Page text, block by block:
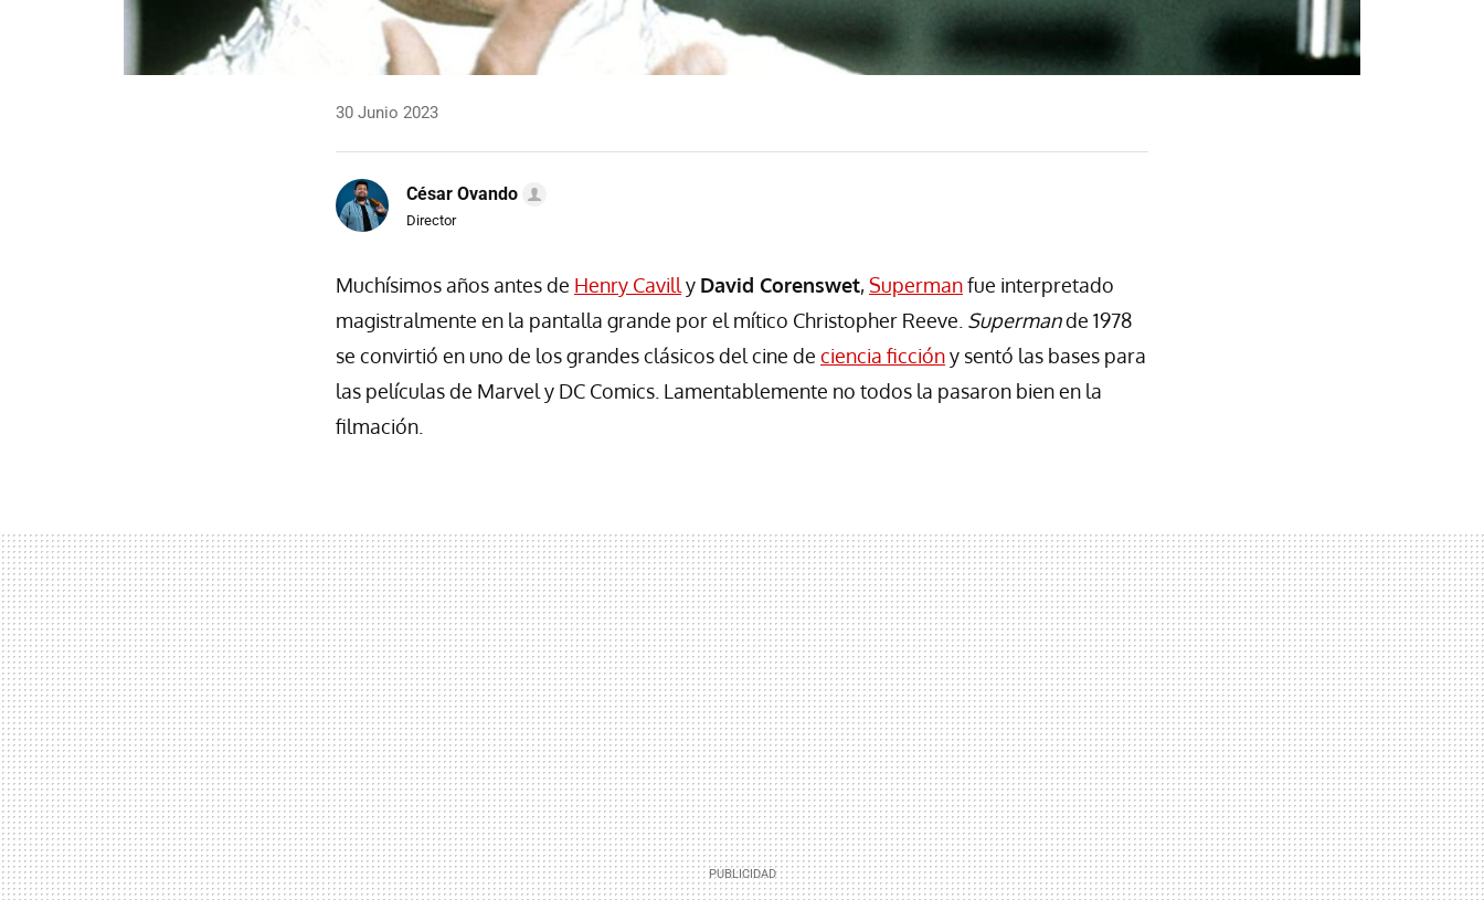
30 Junio 2023
César Ovando
Director
Muchísimos años antes de Henry Cavill y David Corenswet,Supermanfue interpretado
magistralmente en la pantalla grande por el mítico Christopher Reeve. Supermande 1978
se convirtió en uno de los grandes clásicos del cine de ciencia ficcióny sentó las bases para
las películas de Marvel y DC Comics. Lamentablemente no todos la pasaron bien en la
filmación.